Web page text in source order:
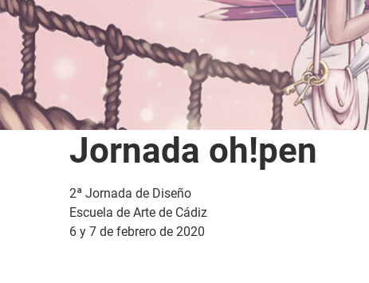
Jornada oh!pen
2ª Jornada de Diseño
Escuela de Arte de Cádiz
6 y 7 de febrero de 2020